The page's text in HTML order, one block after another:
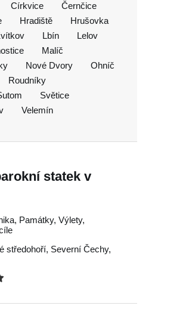
Církvice
Černčice
Hradiště
Hrušovka
Lbín
Lelov
Malíč
Nové Dvory
Ohníč
Roudníky
Světice
Velemín
statek v
Památky, Výlety,
středohoří, Severní Čechy,